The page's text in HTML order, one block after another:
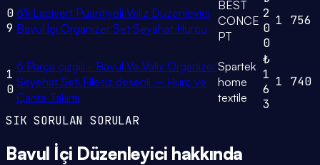
0
9
6'lı Lacivert Puantiyeli Valiz Düzenleyici
Bavul İçi Organizer Set Seyahat Hurcu
BEST
CONCE
PT
2
0
0
1 756
1
0
6 Parça çizgili - Bavul Ve Valiz Organizer
Seyehat Seti Filesiz desenli – Hurç ve
Çanta Takımı
Spartek
home
textile
₺
1
6
3
1 740
SIK SORULAN SORULAR
Bavul İçi Düzenleyici hakkında